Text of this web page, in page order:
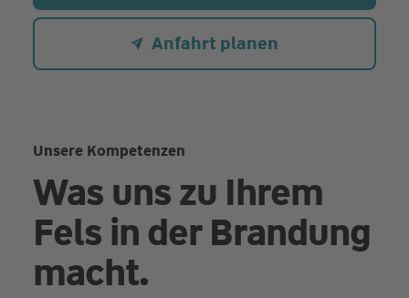
Anfahrt planen
Unsere Kompetenzen
Was uns zu Ihrem
Fels in der Brandung
macht.